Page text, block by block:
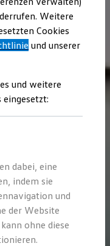
Gebrauchtwagen
Gebrauchtwagen
Weitere
Cookies
und unserer
und weitere
eingesetzt:
dabei, eine
indem sie
und
der Website
ohne diese